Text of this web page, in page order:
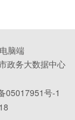
电脑端
政务大数据中心
05017951号-1